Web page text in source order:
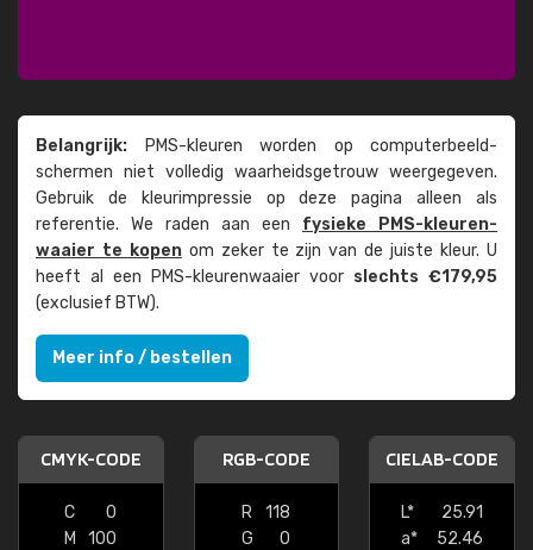
Belangrijk: PMS-kleuren worden op computer­beeld­
schermen niet volledig waarheids­­getrouw weer­gegeven.
Gebruik de kleur­impressie op deze pagina alleen als
referentie. We raden aan een fysieke PMS-kleuren­
waaier te kopenom zeker te zijn van de juiste kleur. U
heeft al een PMS-kleuren­waaier voor slechts €179,95
(exclusief BTW).
Meer info / bestellen
CMYK-CODE
C
0
M
100
RGB-CODE
R
118
G
0
CIELAB-CODE
L*
25.91
a*
52.46